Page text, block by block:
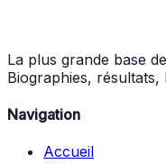
La plus grande base
Biographies,
Navigation
Accueil